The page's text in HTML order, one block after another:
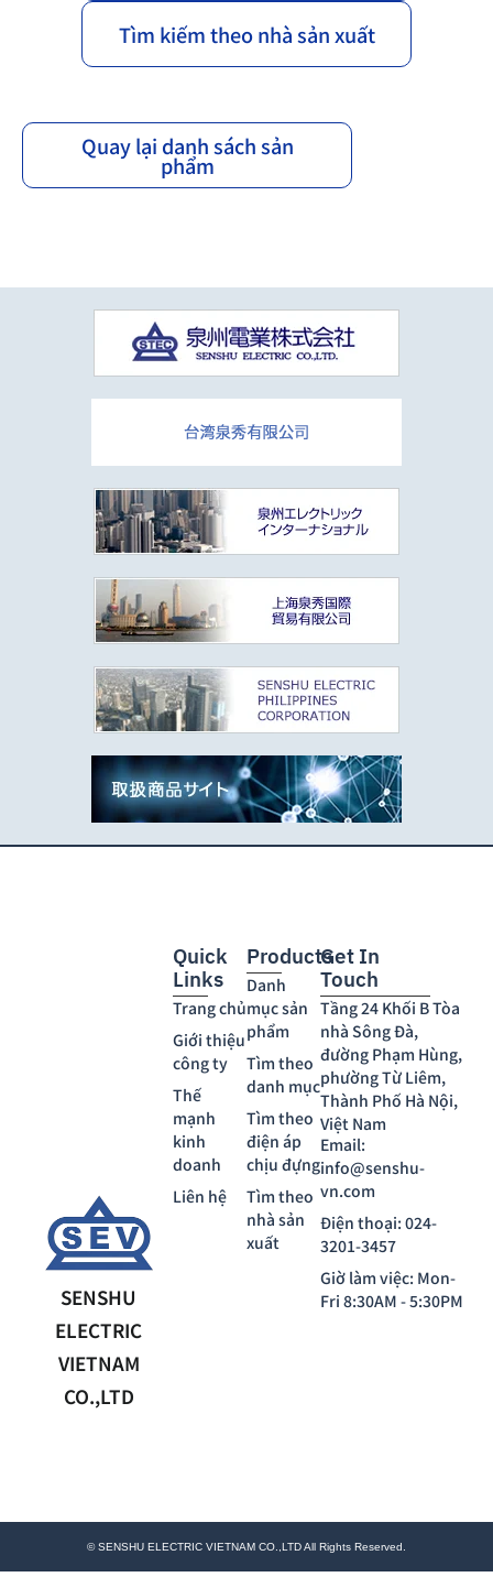
Tìm kiếm theo nhà sản xuất
Quay lại danh sách sản
phẩm
SENSHU
ELECTRIC
VIETNAM
CO.,LTD
Products
Danh
mục sản
phẩm
Tìm theo
danh mục
Tìm theo
điện áp
chịu đựng
Tìm theo
nhà sản
xuất
Quick
Links
Trang chủ
Giới thiệu
công ty
Thế
mạnh
kinh
doanh
Liên hệ
Get In
Touch
Tầng 24 Khối B Tòa
nhà Sông Đà,
đường Phạm Hùng,
phường Từ Liêm,
Thành Phố Hà Nội,
Việt Nam
Email:
info@senshu-
vn.com
Điện thoại: 024-
3201-3457
Giờ làm việc: Mon-
Fri 8:30AM - 5:30PM
© SENSHU ELECTRIC VIETNAM CO.,LTD All Rights Reserved.